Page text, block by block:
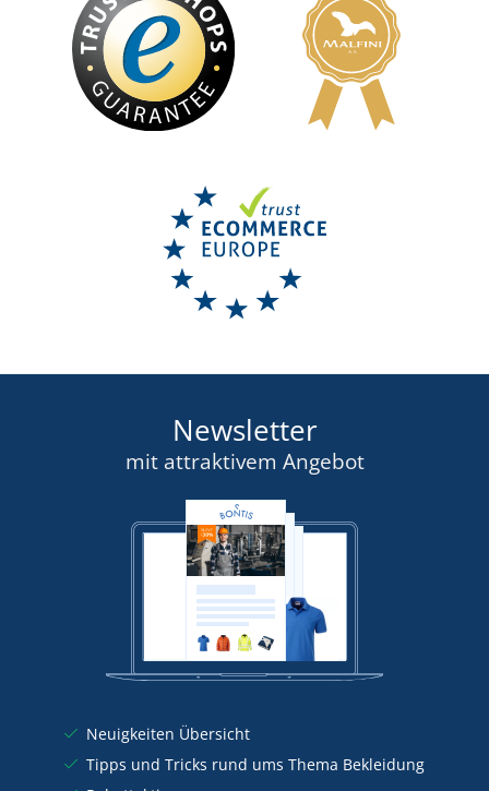
Newsletter
mit attraktivem Angebot
Neuigkeiten Übersicht
Tipps und Tricks rund ums Thema Bekleidung